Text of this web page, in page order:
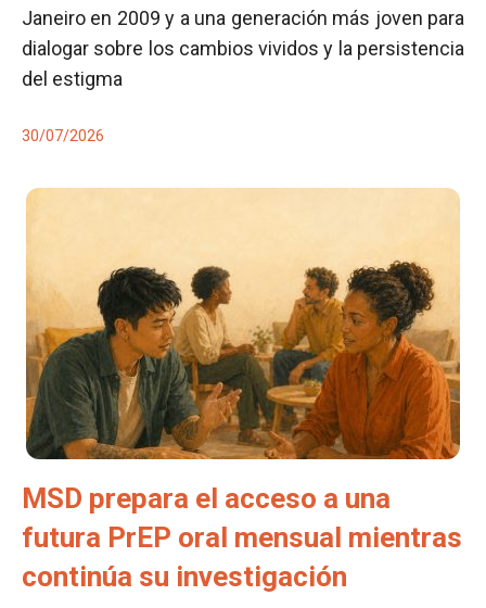
Janeiro en 2009 y a una generación más joven para
dialogar sobre los cambios vividos y la persistencia
del estigma
30/07/2026
MSD prepara el acceso a una
futura PrEP oral mensual mientras
continúa su investigación